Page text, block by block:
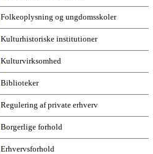
Folkeoplysning og ungdomsskoler
Kulturhistoriske institutioner
Kulturvirksomhed
Biblioteker
Regulering af private erhverv
Borgerlige forhold
Erhvervsforhold